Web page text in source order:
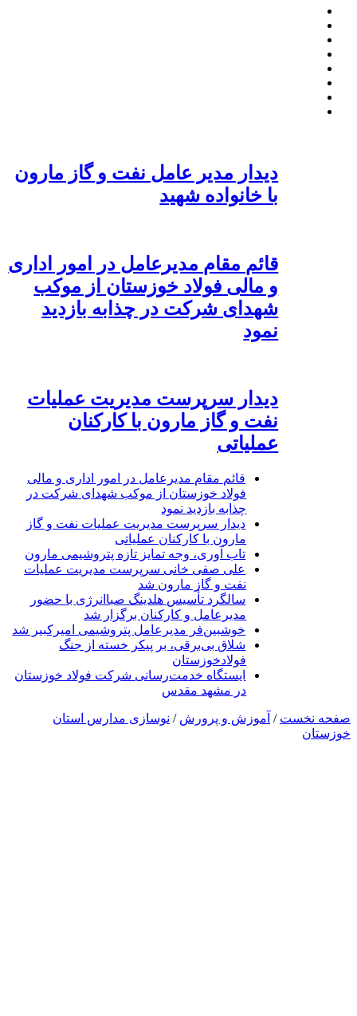
دیدار مدیر عامل نفت و گاز مارون
با خانواده شهید
قائم مقام مدیرعامل در امور اداری
و مالی فولاد خوزستان از موکب
شهدای شرکت در چذابه بازدید
نمود
دیدار سرپرست مدیریت عملیات
نفت و گاز مارون با کارکنان
عملیاتی
قائم مقام مدیرعامل در امور اداری و مالی
فولاد خوزستان از موکب شهدای شرکت در
چذابه بازدید نمود
دیدار سرپرست مدیریت عملیات نفت و گاز
مارون با کارکنان عملیاتی
تاب آوری، وجه تمایز تازه پتروشیمی مارون
علی صفی خانی سرپرست مدیریت عملیات
نفت و گاز مارون شد
سالگرد تأسیس هلدینگ صباانرژی با حضور
مدیرعامل و کارکنان برگزار شد
خوشبین‌فر مدیرعامل پتروشیمی امیرکبیر شد
شلاق‌ بی‌برقی، بر پیکر خسته‌ از جنگ
فولادخوزستان
ایستگاه خدمت‌رسانی شرکت فولاد خوزستان
در مشهد مقدس
صفحه نخست / آموزش و پرورش / نوسازی مدارس استان
خوزستان